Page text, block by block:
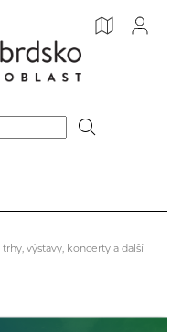
výstavy, koncerty a další